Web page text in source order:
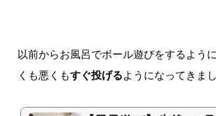
以前からお風呂でボール遊びをするよう
くも悪くもすぐ投げるようになってきまし